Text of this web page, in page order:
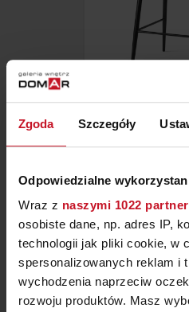
Zgoda Szczegóły
Odpowiedzialne
Wraz z naszymi 1022
osobiste dane, np. adres IP,
technologii jak pliki cookie, w
spersonalizowanych reklam i
wychodzenia naprzeciw
rozwoju produktów. Masz
ZAPYTAJ O